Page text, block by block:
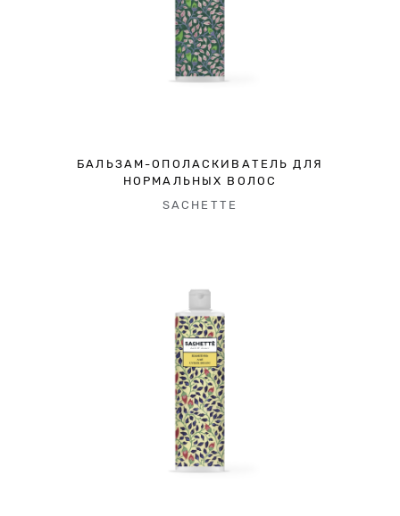
БАЛЬЗАМ-ОПОЛАСКИВАТЕЛЬ ДЛЯ
НОРМАЛЬНЫХ ВОЛОС
SACHETTE